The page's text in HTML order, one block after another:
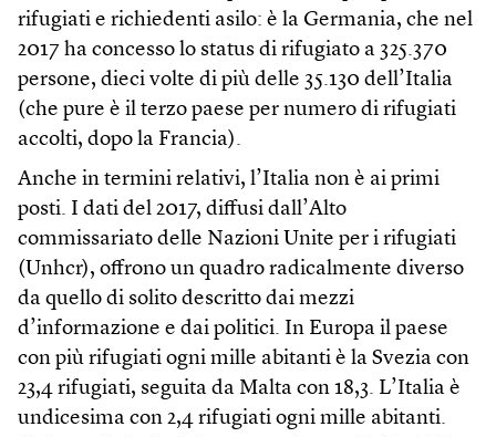
rifugiati e richiedenti asilo: è la Germania, che nel
2017 ha concesso lo status di rifugiato a 325.370
persone, dieci volte di più delle 35.130 dell’Italia
(che pure è il terzo paese per numero di rifugiati
accolti, dopo la Francia).
Anche in termini relativi, l’Italia non è ai primi
posti. I dati del 2017, diffusi dall’Alto
commissariato delle Nazioni Unite per i rifugiati
(Unhcr), offrono un quadro radicalmente diverso
da quello di solito descritto dai mezzi
d’informazione e dai politici. In Europa il paese
con più rifugiati ogni mille abitanti è la Svezia con
23,4 rifugiati, seguita da Malta con 18,3. L’Italia è
undicesima con 2,4 rifugiati ogni mille abitanti.